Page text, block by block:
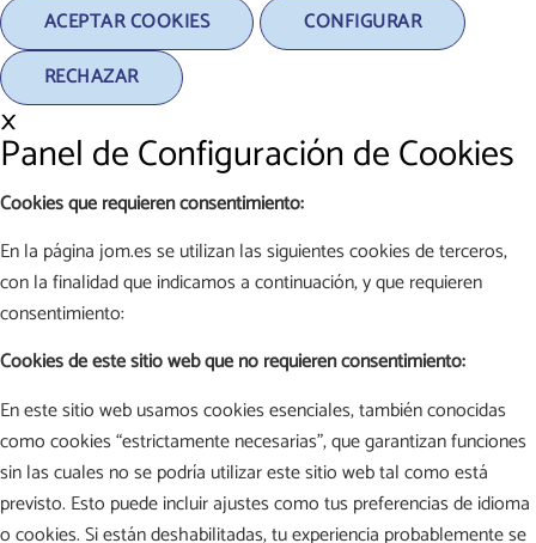
ACEPTAR COOKIES
CONFIGURAR
RECHAZAR
×
Panel de Configuración de Cookies
Cookies que requieren consentimiento:
En la página jom.es se utilizan las siguientes cookies de terceros,
con la finalidad que indicamos a continuación, y que requieren
consentimiento:
Cookies de este sitio web que no requieren consentimiento:
En este sitio web usamos cookies esenciales, también conocidas
como cookies “estrictamente necesarias”, que garantizan funciones
sin las cuales no se podría utilizar este sitio web tal como está
previsto. Esto puede incluir ajustes como tus preferencias de idioma
o cookies. Si están deshabilitadas, tu experiencia probablemente se